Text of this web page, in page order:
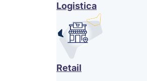
Logistica
Retail